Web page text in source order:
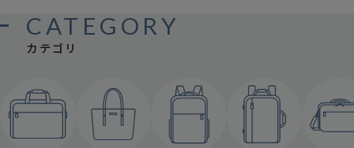
CATEGORY
カテゴリ